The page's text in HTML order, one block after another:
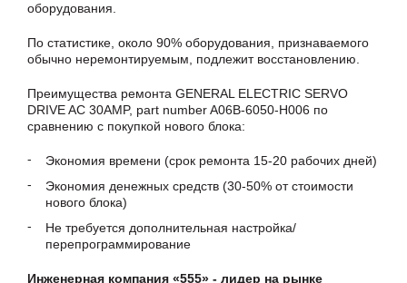
оборудования.
По статистике, около 90% оборудования, признаваемого
обычно неремонтируемым, подлежит восстановлению.
Преимущества ремонта GENERAL ELECTRIC SERVO
DRIVE AC 30AMP, part number A06B-6050-H006 по
сравнению с покупкой нового блока:
Экономия времени (срок ремонта 15-20 рабочих дней)
Экономия денежных средств (30-50% от стоимости
нового блока)
Не требуется дополнительная настройка/
перепрограммирование
Инженерная компания «555» - лидер на рынке